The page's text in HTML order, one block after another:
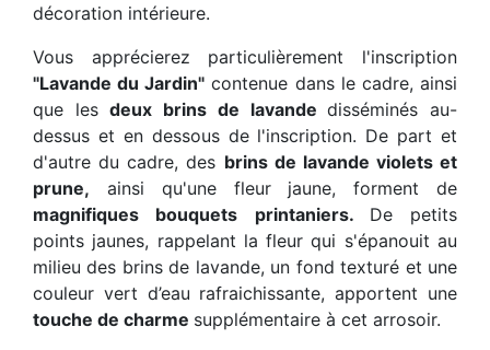
décoration intérieure.
Vous apprécierez particulièrement l'inscription
"Lavande du Jardin" contenue dans le cadre, ainsi
que lesdeux brins de lavandedisséminés au-
dessus et en dessous de l'inscription. De part et
d'autre du cadre, des brins de lavande violets et
prune, ainsi qu'une fleur jaune, forment de
magnifiques bouquets printaniers. De petits
points jaunes, rappelant la fleur qui s'épanouit au
milieu des brins de lavande, un fond texturé et une
couleur vert d’eau rafraichissante, apportent une
touche de charme supplémentaire à cet arrosoir.